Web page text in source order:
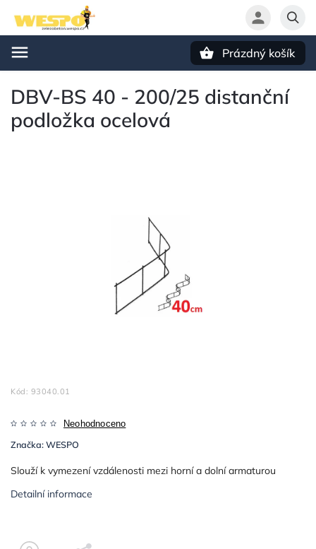
Prázdný košík
DBV-BS 40 - 200/25 distanční
podložka ocelová
Kód: 93040.01
Neohodnoceno
Značka:WESPO
Slouží k vymezení vzdálenosti mezi horní a dolní armaturou
Detailní informace